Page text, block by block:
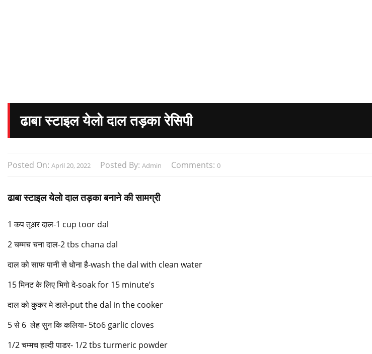
ढाबा स्टाइल येलो दाल तड़का रेसिपी
Posted On: April 20, 2022 Posted By: Admin Comments: 0
ढाबा स्टाइल येलो दाल तड़का बनाने की सामग्री
1 कप तूअर दाल-1 cup toor dal
2 चम्मच चना दाल-2 tbs chana dal
दाल को साफ पानी से धोना है-wash the dal with clean water
15 मिनट के लिए भिगो दे-soak for 15 minute’s
दाल को कुकर मे डाले-put the dal in the cooker
5 से 6 लेह सुन कि कलिया- 5to6 garlic cloves
1/2 चम्मच हल्दी पाडर- 1/2 tbs turmeric powder